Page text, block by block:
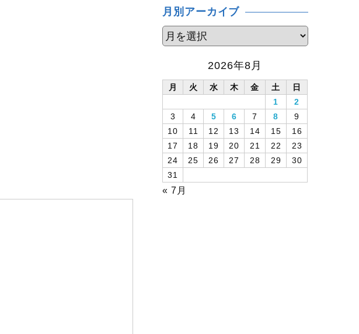
月別アーカイブ
2026年8月
月 火 水 木 金 土
日
1
2
3
4 5 6 7 8
9
10
11 12 13 14 15
16
17
18 19 20 21 22
23
24
25 26 27 28 29
30
31
« 7月